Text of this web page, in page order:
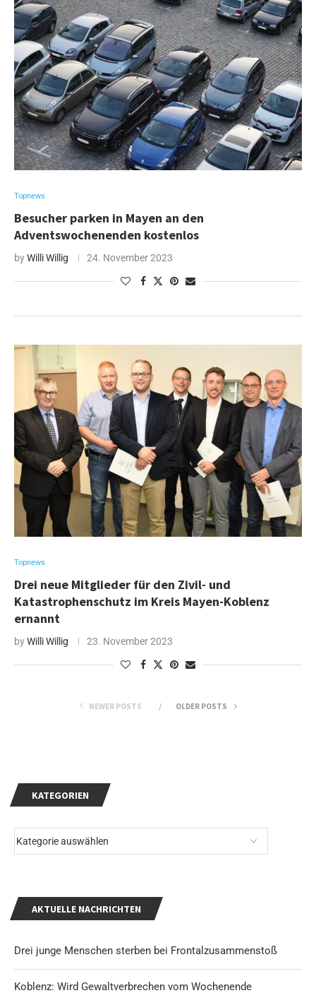
Topnews
Besucher parken in Mayen an den
Adventswochenenden kostenlos
byWilli Willig 24. November 2023
Topnews
Drei neue Mitglieder für den Zivil- und
Katastrophenschutz im Kreis Mayen-Koblenz
ernannt
byWilli Willig 23. November 2023
NEWER POSTS OLDER POSTS
KATEGORIEN
AKTUELLE NACHRICHTEN
Drei junge Menschen sterben bei Frontalzusammenstoß
Koblenz: Wird Gewaltverbrechen vom Wochenende